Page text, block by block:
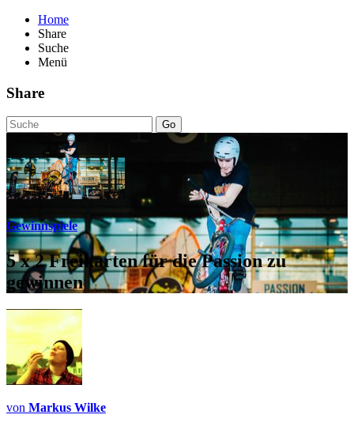
Home
Share
Suche
Menü
Share
Go
Gewinnspiele
5 x 2 Freikarten für die Passion zu
gewinnen
von Markus Wilke